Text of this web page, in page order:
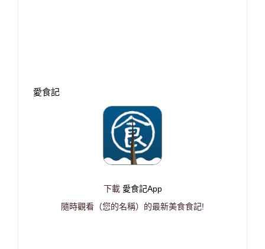
愛食記
下載 愛食記App
隨時觀看（您的名稱）的最新美食食記!